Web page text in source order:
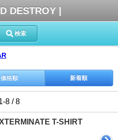
DESTROY |
検索
価格順 新着順
8 / 8
T-SHIRT